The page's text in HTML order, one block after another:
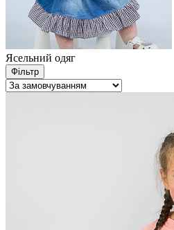
Ясельний одяг
Фільтр